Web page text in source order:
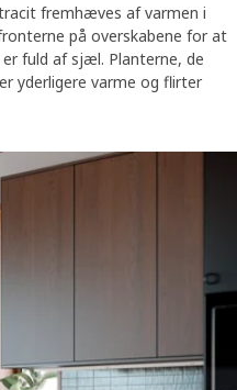
fremhæves af varmen i
på overskabene for at
fuld af sjæl. Planterne, de
yderligere varme og flirter